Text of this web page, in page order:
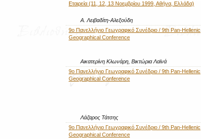
Εταιρεία (11, 12, 13 Νοεμβρίου 1999, Αθήνα, Ελλάδα)
Α. Λειβαδίτη-Αλεξούδη
9ο Πανελλήνιο Γεωγραφικό Συνέδριο / 9th Pan-Hellenic
Geographical Conference
Αικατερίνη Κλωνάρη, Βικτώρια Λαϊνά
9ο Πανελλήνιο Γεωγραφικό Συνέδριο / 9th Pan-Hellenic
Geographical Conference
Λάζαρος Τάτσης
9ο Πανελλήνιο Γεωγραφικό Συνέδριο / 9th Pan-Hellenic
Geographical Conference